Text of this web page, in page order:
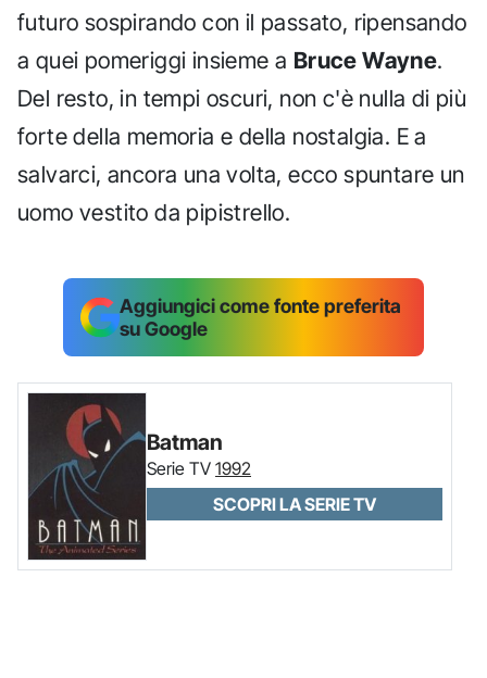
futuro sospirando con il passato, ripensando
a quei pomeriggi insieme a Bruce Wayne.
Del resto, in tempi oscuri, non c'è nulla di più
forte della memoria e della nostalgia. E a
salvarci, ancora una volta, ecco spuntare un
uomo vestito da pipistrello.
Aggiungici come fonte preferita
su Google
Batman
Serie TV 1992
SCOPRI LA SERIE TV